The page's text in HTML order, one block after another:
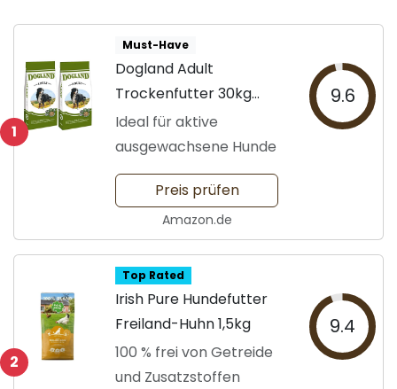
1
Must-Have
Dogland Adult
Trockenfutter 30kg
Kombi
Ideal für aktive
ausgewachsene Hunde
9.6
Preis prüfen
Amazon.de
2
Top Rated
Irish Pure Hundefutter
Freiland-Huhn 1,5kg
100 % frei von Getreide
und Zusatzstoffen
9.4